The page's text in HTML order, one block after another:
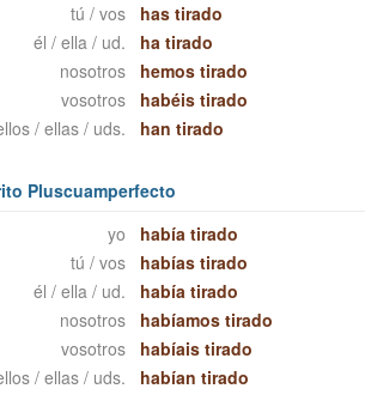
tú / vos
has tirado
él / ella / ud.
ha tirado
nosotros
hemos tirado
vosotros
habéis tirado
/ ellas / uds.
han tirado
Pluscuamperfecto
yo
había tirado
tú / vos
habías tirado
él / ella / ud.
había tirado
nosotros
habíamos tirado
vosotros
habíais tirado
/ ellas / uds.
habían tirado